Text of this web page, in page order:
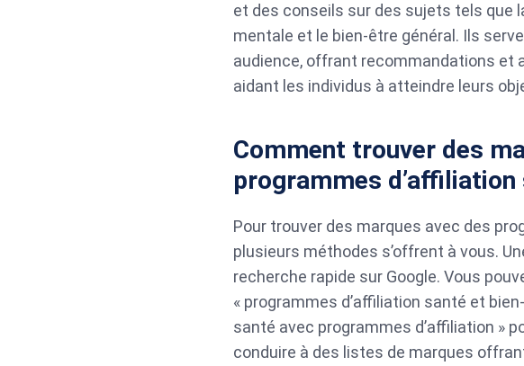
et des conseils sur des sujets tels que
mentale et le bien-être général. Ils
audience, offrant recommandations et
aidant les individus à atteindre leurs
Comment trouver des
programmes d’affiliation
Pour trouver des marques avec des
plusieurs méthodes s’offrent à vous.
recherche rapide sur Google. Vous
« programmes d’affiliation santé et
santé avec programmes d’affiliation »
conduire à des listes de marques